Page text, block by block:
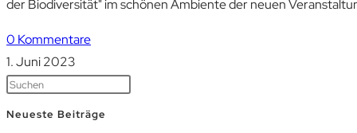
der Biodiversität" im schönen Ambiente der neuen
0 Kommentare
1. Juni 2023
Neueste Beiträge